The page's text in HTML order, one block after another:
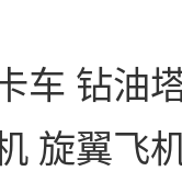
车 钻油
旋翼飞